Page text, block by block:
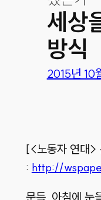
세상
방식
2015년 10
[<노동자 연대>
: http://
문득, 아침에 눈